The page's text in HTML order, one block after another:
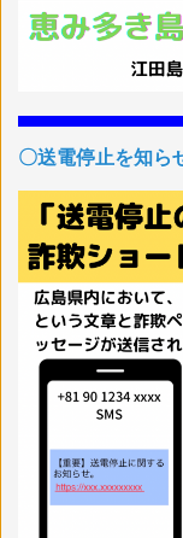
〇送電停止を知ら